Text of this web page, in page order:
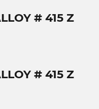
# 415 Z
# 415 Z